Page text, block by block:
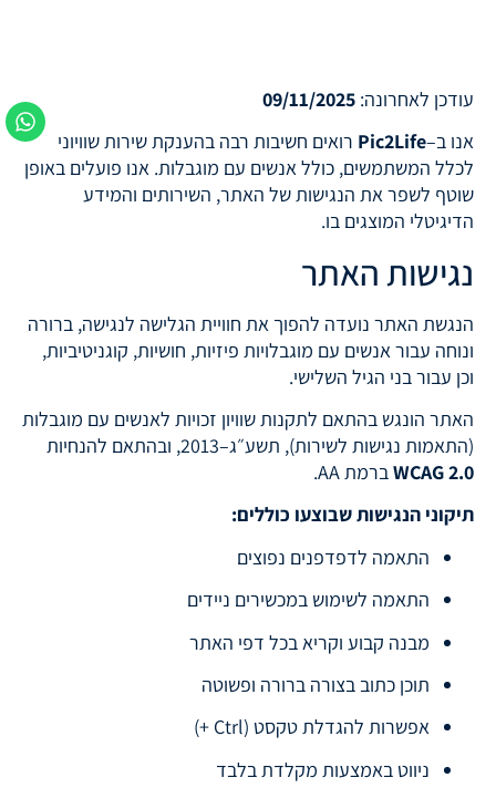
לאפס
את
כל
האפשרויות
השארת משוב
הצהרת נגישות
עודכן לאחרונה: 09/11/2025
אנו ב–Pic2Life רואים חשיבות רבה בהענקת שירות שוויוני
לכלל המשתמשים, כולל אנשים עם מוגבלות. אנו פועלים באופן
שוטף לשפר את הנגישות של האתר, השירותים והמידע
הדיגיטלי המוצגים בו.
נגישות האתר
הנגשת האתר נועדה להפוך את חוויית הגלישה לנגישה, ברורה
ונוחה עבור אנשים עם מוגבלויות פיזיות, חושיות, קוגניטיביות,
וכן עבור בני הגיל השלישי.
האתר הונגש בהתאם לתקנות שוויון זכויות לאנשים עם מוגבלות
(התאמות נגישות לשירות), תשע״ג–2013, ובהתאם להנחיות
WCAG 2.0ברמת AA.
תיקוני הנגישות שבוצעו כוללים:
התאמה לדפדפנים נפוצים
התאמה לשימוש במכשירים ניידים
מבנה קבוע וקריא בכל דפי האתר
תוכן כתוב בצורה ברורה ופשוטה
אפשרות להגדלת טקסט (Ctrl +)
ניווט באמצעות מקלדת בלבד